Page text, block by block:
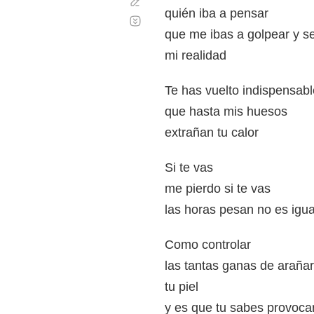
quién iba a pensar
que me ibas a golpear y
mi realidad
Te has vuelto
que hasta mis huesos
extrañan tu calor
Si te vas
me pierdo si te vas
las horas pesan no es
Como controlar
las tantas ganas de arañar
tu piel
y es que tu sabes
Desplazamiento